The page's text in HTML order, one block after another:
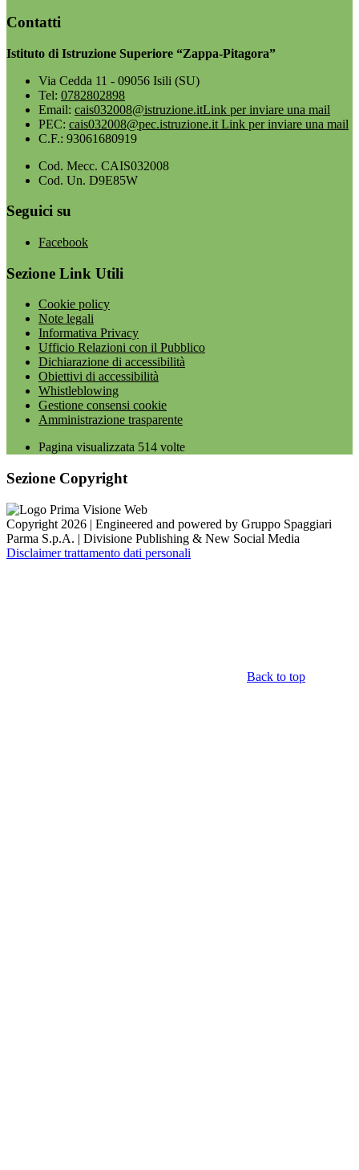
Contatti
Istituto di Istruzione Superiore “Zappa-Pitagora”
Via Cedda 11 - 09056 Isili (SU)
Tel: 0782802898
Email: cais032008@istruzione.itLink per inviare una mail
PEC: cais032008@pec.istruzione.it Link per inviare una mail
C.F.: 93061680919
Cod. Mecc. CAIS032008
Cod. Un. D9E85W
Seguici su
Facebook
Sezione Link Utili
Cookie policy
Note legali
Informativa Privacy
Ufficio Relazioni con il Pubblico
Dichiarazione di accessibilità
Obiettivi di accessibilità
Whistleblowing
Gestione consensi cookie
Amministrazione trasparente
Pagina visualizzata 514 volte
Sezione Copyright
Copyright 2026 | Engineered and powered by Gruppo Spaggiari
Parma S.p.A. | Divisione Publishing & New Social Media
Disclaimer trattamento dati personali
Back to top